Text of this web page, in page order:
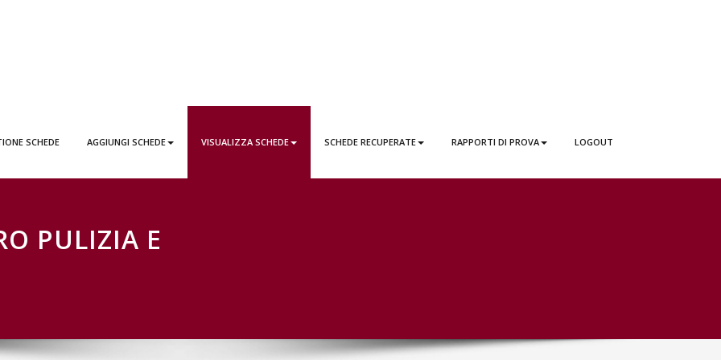
SCHEDE AGGIUNGI SCHEDE VISUALIZZA SCHEDE SCHEDE RECUPERATE RAPPORTI DI PROVA LOGOUT
PULIZIA E